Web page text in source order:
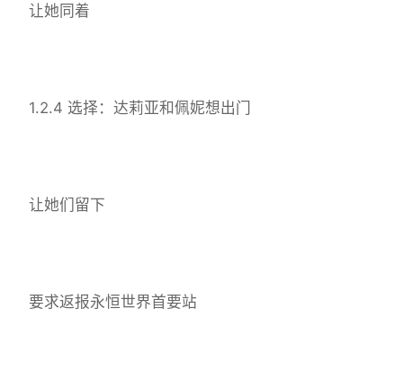
让她同着
1.2.4 选择：达莉亚和佩妮想出门
让她们留下
要求返报永恒世界首要站